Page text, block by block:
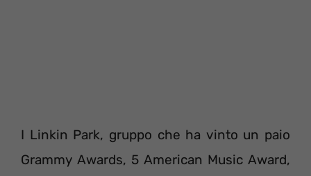
I Linkin Park, gruppo che ha vinto un paio
Grammy Awards, 5 American Music Award,